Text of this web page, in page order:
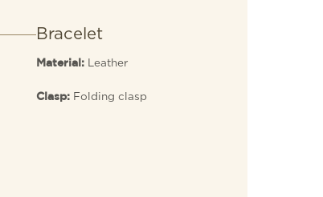
Bracelet
Material: Leather
Clasp: Folding clasp